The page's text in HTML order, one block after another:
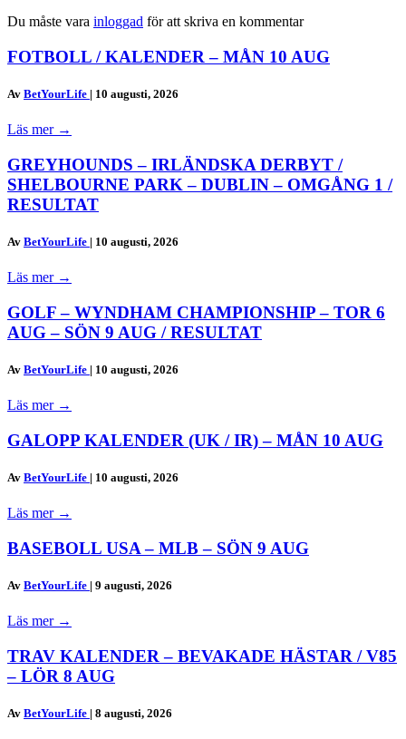
Du måste vara inloggad för att skriva en kommentar
FOTBOLL / KALENDER – MÅN 10 AUG
Av BetYourLife | 10 augusti, 2026
Läs mer →
GREYHOUNDS – IRLÄNDSKA DERBYT /
SHELBOURNE PARK – DUBLIN – OMGÅNG 1 /
RESULTAT
Av BetYourLife | 10 augusti, 2026
Läs mer →
GOLF – WYNDHAM CHAMPIONSHIP – TOR 6
AUG – SÖN 9 AUG / RESULTAT
Av BetYourLife | 10 augusti, 2026
Läs mer →
GALOPP KALENDER (UK / IR) – MÅN 10 AUG
Av BetYourLife | 10 augusti, 2026
Läs mer →
BASEBOLL USA – MLB – SÖN 9 AUG
Av BetYourLife | 9 augusti, 2026
Läs mer →
TRAV KALENDER – BEVAKADE HÄSTAR / V85
– LÖR 8 AUG
Av BetYourLife | 8 augusti, 2026